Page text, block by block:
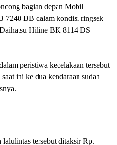
bagian depan Mobil
7248 BB dalam kondisi ringsek
Hiline BK 8114 DS
peristiwa kecelakaan tersebut
ini ke dua kendaraan sudah
tersebut ditaksir Rp.